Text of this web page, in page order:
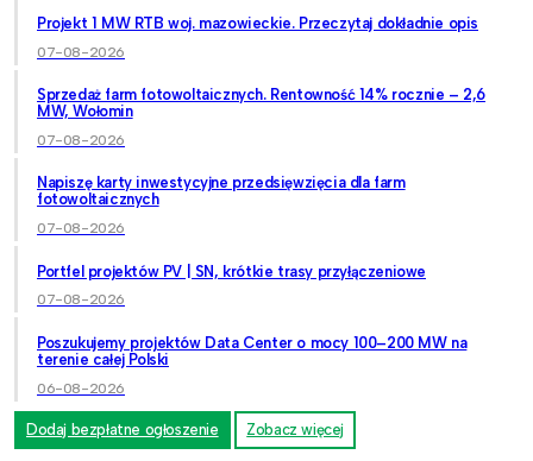
Projekt 1 MW RTB woj. mazowieckie. Przeczytaj dokładnie opis
07-08-2026
Sprzedaż farm fotowoltaicznych. Rentowność 14% rocznie – 2,6
MW, Wołomin
07-08-2026
Napiszę karty inwestycyjne przedsięwzięcia dla farm
fotowoltaicznych
07-08-2026
Portfel projektów PV | SN, krótkie trasy przyłączeniowe
07-08-2026
Poszukujemy projektów Data Center o mocy 100–200 MW na
terenie całej Polski
06-08-2026
Dodaj bezpłatne ogłoszenie Zobacz więcej